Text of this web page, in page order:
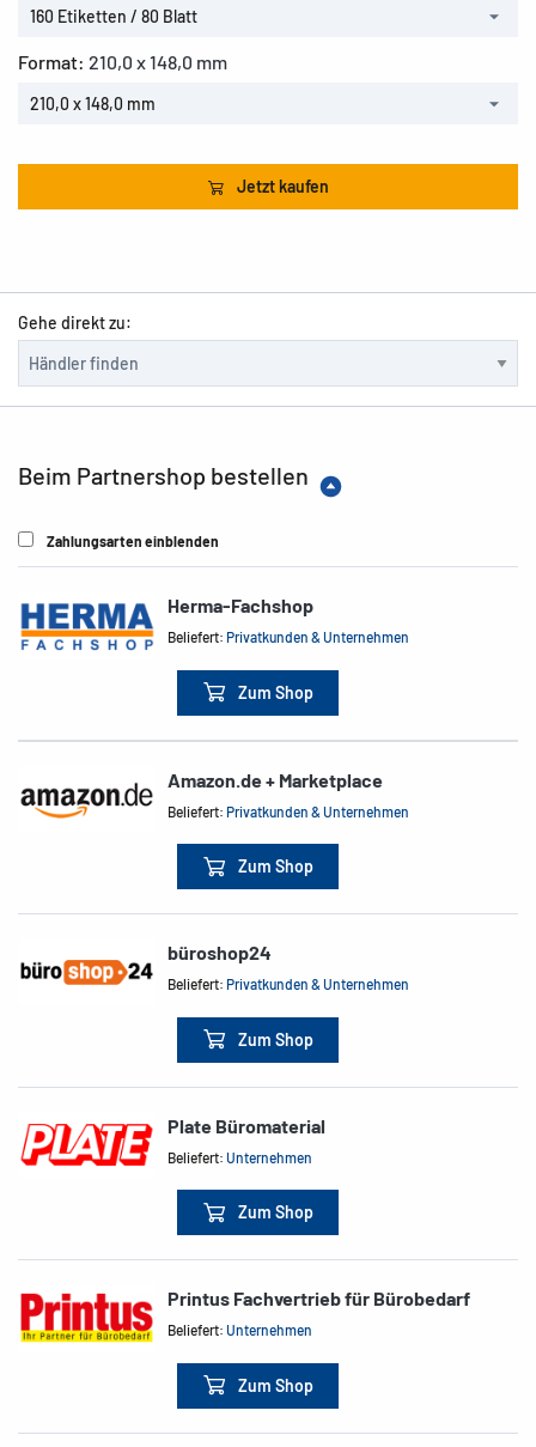
160 Etiketten / 80 Blatt
Format: 210,0 x 148,0 mm
210,0 x 148,0 mm
Jetzt kaufen
Gehe direkt zu:
Beim Partnershop bestellen
Zahlungsarten einblenden
Herma-Fachshop
Beliefert:Privatkunden & Unternehmen
Zum Shop
Amazon.de + Marketplace
Beliefert:Privatkunden & Unternehmen
Zum Shop
büroshop24
Beliefert:Privatkunden & Unternehmen
Zum Shop
Plate Büromaterial
Beliefert:Unternehmen
Zum Shop
Printus Fachvertrieb für Bürobedarf
Beliefert:Unternehmen
Zum Shop